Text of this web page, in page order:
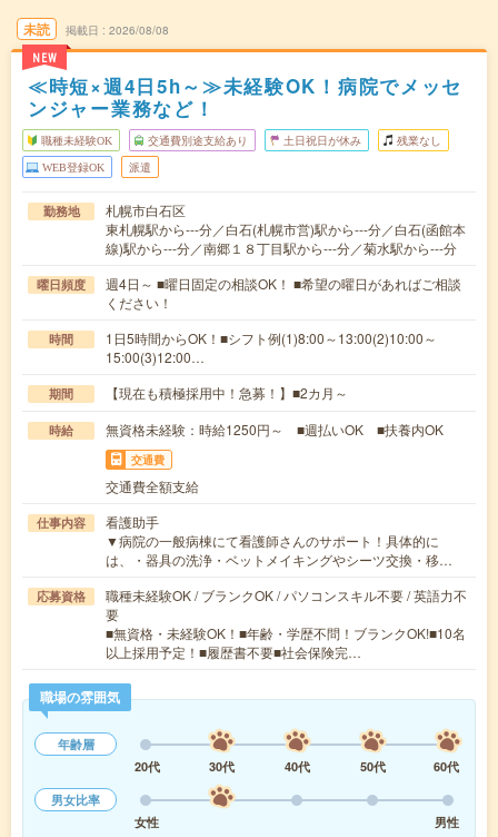
未読
NEW
掲載日 2026/08/08
≪時短×週4日5h～≫未経験OK！病院でメッセ
ンジャー業務など！
職種未経験OK 交通費別途支給あり 土日祝日が休み 残業なし
WEB登録OK 派遣
勤務地
札幌市白石区
東札幌駅から---分／白石(札幌市営)駅から---分／白石(函館本
線)駅から---分／南郷１８丁目駅から---分／菊水駅から---分
曜日頻度
週4日～ ■曜日固定の相談OK！ ■希望の曜日があればご相談
ください！
時間
1日5時間からOK！■シフト例(1)8:00～13:00(2)10:00～
15:00(3)12:00…
期間 【現在も積極採用中！急募！】■2カ月～
時給 無資格未経験：時給1250円～ ■週払いOK ■扶養内OK
交通費
交通費全額支給
仕事内容
看護助手
▼病院の一般病棟にて看護師さんのサポート！具体的に
は、・器具の洗浄・ベットメイキングやシーツ交換・移…
応募資格
職種未経験OK / ブランクOK / パソコンスキル不要 / 英語力不
要
■無資格・未経験OK！■年齢・学歴不問！ブランクOK!■10名
以上採用予定！■履歴書不要■社会保険完…
職場の雰囲気
年齢層
20代
30代 40代 50代
60代
男女比率
女性
男性